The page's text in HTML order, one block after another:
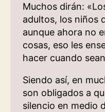
Muchos dirán:
adultos, los niños
aunque ahora no
cosas, eso les
hacer cuando
Siendo así, en
son obligados a
silencio en medio